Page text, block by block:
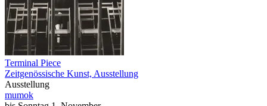
Terminal Piece
Zeitgenössische Kunst, Ausstellung
Ausstellung
mumok